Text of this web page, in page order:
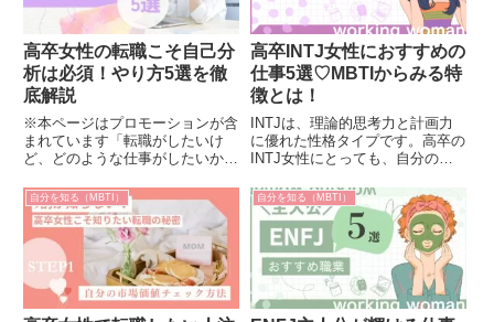
高卒女性の転職こそ自己分
析は必須！やり方5選を徹
底解説
※本ページはプロモーションが含
まれています「転職がしたいけ
ど、どのような仕事がしたいかわ
あるのか不安」と思っている方は
多いでしょう。転職を成功させる
ためには、自分について深く知る
ことが重要です。ノートに自分に
つ...
高卒INTJ女性におすすめの
仕事5選♡MBTIからみる特
徴とは！
INTJは、理論的思考力と計画力
に優れた性格タイプです。高卒の
INTJ女性にとっても、自分の強
重要です。今回はMBTIから見た
INTJの特徴を踏まえ、ぴったり
な職業を5つ紹介します。
自分を知る（MBTI） 自分を知る（MBTI）